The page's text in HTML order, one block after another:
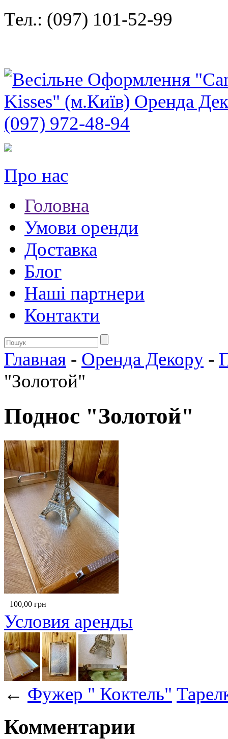
Тел.: (097) 101-52-99
Про нас
Головна
Умови оренди
Доставка
Блог
Нашi партнери
Контакти
Главная - Оренда Декору -
"Золотой"
Поднос "Золотой"
100,00 грн
Условия аренды
← Фужер " Коктель"
Комментарии